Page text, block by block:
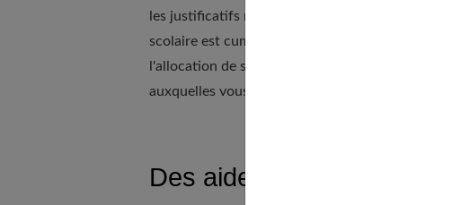
les justificatifs nécessaires tels que les bulletins
scolaire est cumulable avec d'autres aides
l'allocation de soutien familial. Il est donc
auxquelles vous pouvez prétendre pour
Des aides sociales pour